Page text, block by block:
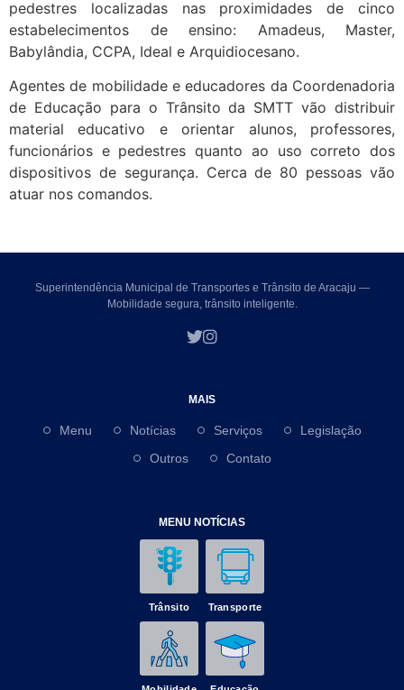
pedestres localizadas nas proximidades de cinco
estabelecimentos de ensino: Amadeus, Master,
Babylândia, CCPA, Ideal e Arquidiocesano.
Agentes de mobilidade e educadores da Coordenadoria
de Educação para o Trânsito da SMTT vão distribuir
material educativo e orientar alunos, professores,
funcionários e pedestres quanto ao uso correto dos
dispositivos de segurança. Cerca de 80 pessoas vão
atuar nos comandos.
Superintendência Municipal de Transportes e Trânsito de Aracaju —
Mobilidade segura, trânsito inteligente.
MAIS
Menu Notícias Serviços
Legislação
Outros
Contato
MENU NOTÍCIAS
Trânsito Transporte